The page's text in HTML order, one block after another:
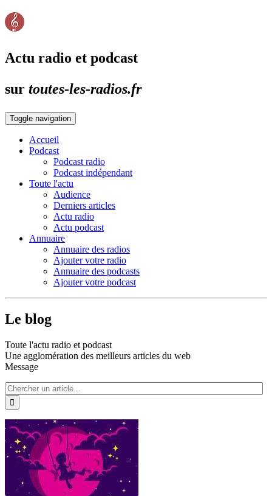
Actu radio et podcast
sur toutes-les-radios.fr
Toggle navigation
Accueil
Podcast
Podcast radio
Podcast indépendant
Toute l'actu
Audience
Derniers articles
Actu radio
Actu podcast
Annuaire
Annuaire des radios
Ajouter votre radio
Annuaire des podcasts
Ajouter votre podcast
Le blog
Toute l'actu radio et podcast
Une agglomération des meilleurs articles du web
Message